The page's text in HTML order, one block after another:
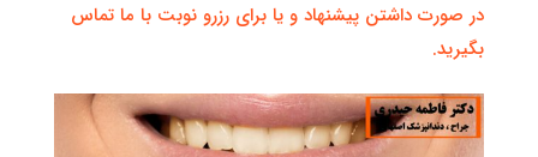
در صورت داشتن پیشنهاد و یا برای رزرو نوبت با ما تماس
بگیرید.